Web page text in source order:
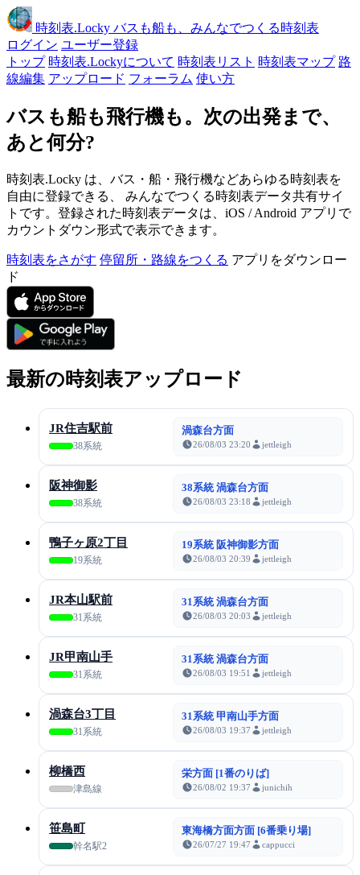
時刻表.Locky バスも船も、みんなでつくる時刻表
ログイン ユーザー登録
トップ 時刻表.Lockyについて 時刻表リスト 時刻表マップ 路
線編集 アップロード フォーラム 使い方
バスも船も飛行機も。次の出発まで、
あと何分?
時刻表.Locky は、バス・船・飛行機などあらゆる時刻表を
自由に登録できる、 みんなでつくる時刻表データ共有サイ
トです。登録された時刻表データは、iOS / Android アプリで
カウントダウン形式で表示できます。
時刻表をさがす 停留所・路線をつくる アプリをダウンロー
ド
最新の時刻表アップロード
JR住吉駅前
38系統
渦森台方面
26/08/03 23:20 jettleigh
阪神御影
38系統
38系統 渦森台方面
26/08/03 23:18 jettleigh
鴨子ヶ原2丁目
19系統
19系統 阪神御影方面
26/08/03 20:39 jettleigh
JR本山駅前
31系統
31系統 渦森台方面
26/08/03 20:03 jettleigh
JR甲南山手
31系統
31系統 渦森台方面
26/08/03 19:51 jettleigh
渦森台3丁目
31系統
31系統 甲南山手方面
26/08/03 19:37 jettleigh
柳橋西
津島線
栄方面 [1番のりば]
26/08/02 19:37 junichih
笹島町
幹名駅2
東海橋方面方面 [6番乗り場]
26/07/27 19:47 cappucci